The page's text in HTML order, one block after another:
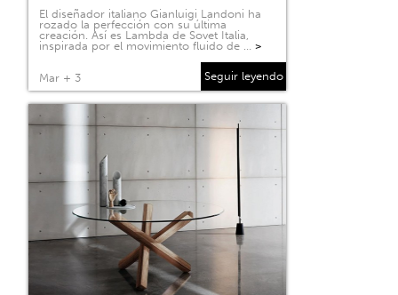
El diseñador italiano Gianluigi Landoni ha
rozado la perfección con su última
creación. Así es Lambda de Sovet Italia,
inspirada por el movimiento fluido de … >
Mar + 3 Seguir leyendo